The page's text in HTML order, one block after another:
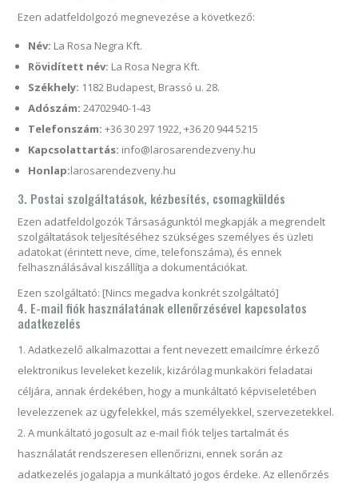
Ezen adatfeldolgozó megnevezése a következő:
Név: La Rosa Negra Kft.
Rövidített név: La Rosa Negra Kft.
Székhely: 1182 Budapest, Brassó u. 28.
Adószám:24702940-1-43
Telefonszám: +36 30 297 1922, +36 20 944 5215
Kapcsolattartás: info@larosarendezveny.hu
Honlap:larosarendezveny.hu
3. Postai szolgáltatások, kézbesítés, csomagküldés
Ezen adatfeldolgozók Társaságunktól megkapják a megrendelt
szolgáltatások teljesítéséhez szükséges személyes és üzleti
adatokat (érintett neve, címe, telefonszáma), és ennek
felhasználásával kiszállítja a dokumentációkat.
Ezen szolgáltató: [Nincs megadva konkrét szolgáltató]
4. E-mail fiók használatának ellenőrzésével kapcsolatos
adatkezelés
Adatkezelő alkalmazottai a fent nevezett emailcímre érkező
elektronikus leveleket kezelik, kizárólag munkaköri feladatai
céljára, annak érdekében, hogy a munkáltató képviseletében
levelezzenek az ügyfelekkel, más személyekkel, szervezetekkel.
A munkáltató jogosult az e-mail fiók teljes tartalmát és
használatát rendszeresen ellenőrizni, ennek során az
adatkezelés jogalapja a munkáltató jogos érdeke. Az ellenőrzés